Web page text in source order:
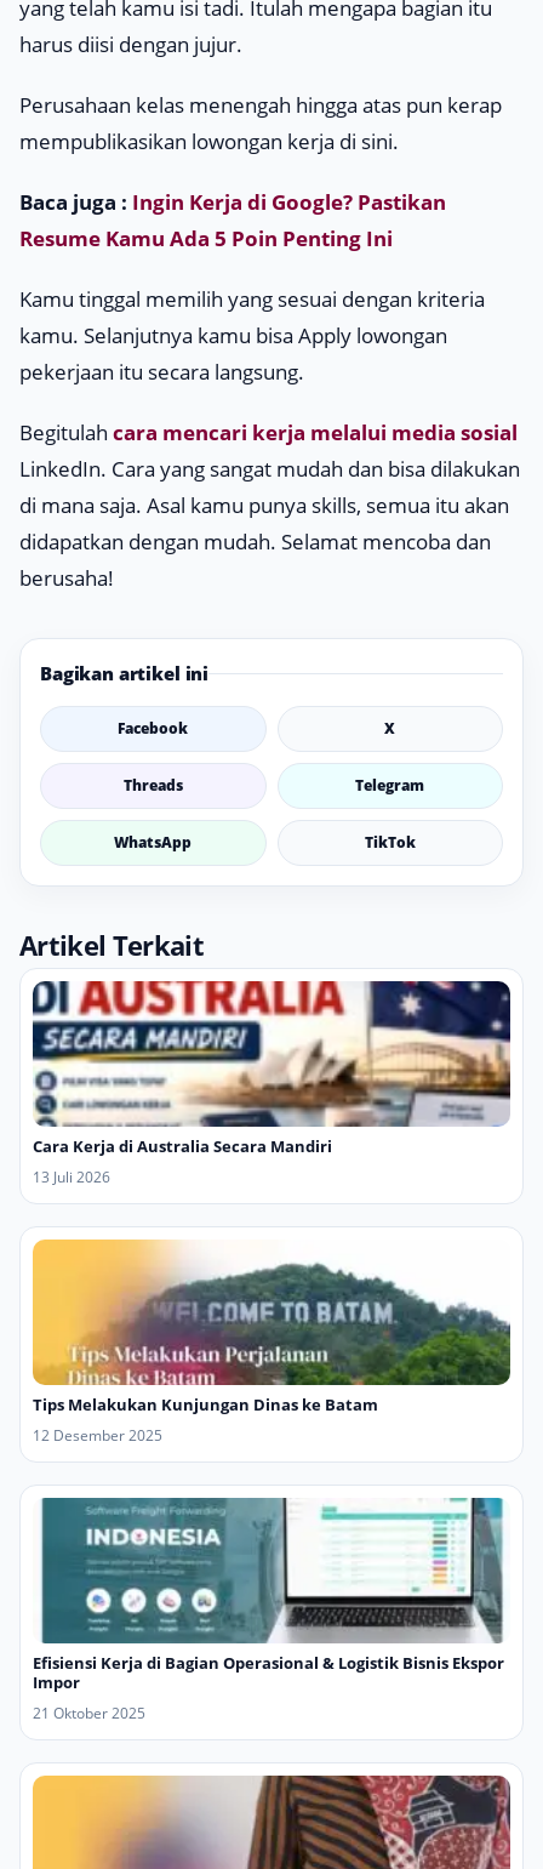
yang telah kamu isi tadi. Itulah mengapa bagian itu
harus diisi dengan jujur.
Perusahaan kelas menengah hingga atas pun kerap
mempublikasikan lowongan kerja di sini.
Baca juga : Ingin Kerja di Google? Pastikan
Resume Kamu Ada 5 Poin Penting Ini
Kamu tinggal memilih yang sesuai dengan kriteria
kamu. Selanjutnya kamu bisa Apply lowongan
pekerjaan itu secara langsung.
Begitulah cara mencari kerja melalui media sosial
LinkedIn. Cara yang sangat mudah dan bisa dilakukan
di mana saja. Asal kamu punya skills, semua itu akan
didapatkan dengan mudah. Selamat mencoba dan
berusaha!
Bagikan artikel ini
Facebook X
Threads Telegram
WhatsApp TikTok
Artikel Terkait
Cara Kerja di Australia Secara Mandiri
13 Juli 2026
Tips Melakukan Kunjungan Dinas ke Batam
12 Desember 2025
Efisiensi Kerja di Bagian Operasional & Logistik Bisnis Ekspor
Impor
21 Oktober 2025